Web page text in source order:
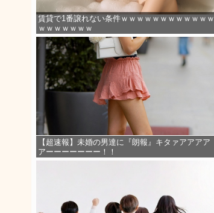
賃貸で1番譲れない条件ｗｗｗｗｗｗｗｗｗｗｗｗ
ｗｗｗｗｗｗｗ
【超速報】未婚の男達に『朗報』キタァアアアア
アーーーーーーー！！